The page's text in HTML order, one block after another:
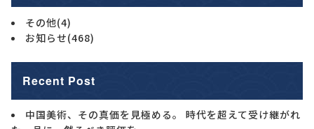
その他(4)
お知らせ(468)
Recent Post
中国美術、その真価を見極める。 時代を超えて受け継がれ